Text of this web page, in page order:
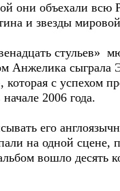
они объехали всю
и звезды
стульев»
Анжелика
с успехом
2006 года.
его
на одной сцене,
вошло десять